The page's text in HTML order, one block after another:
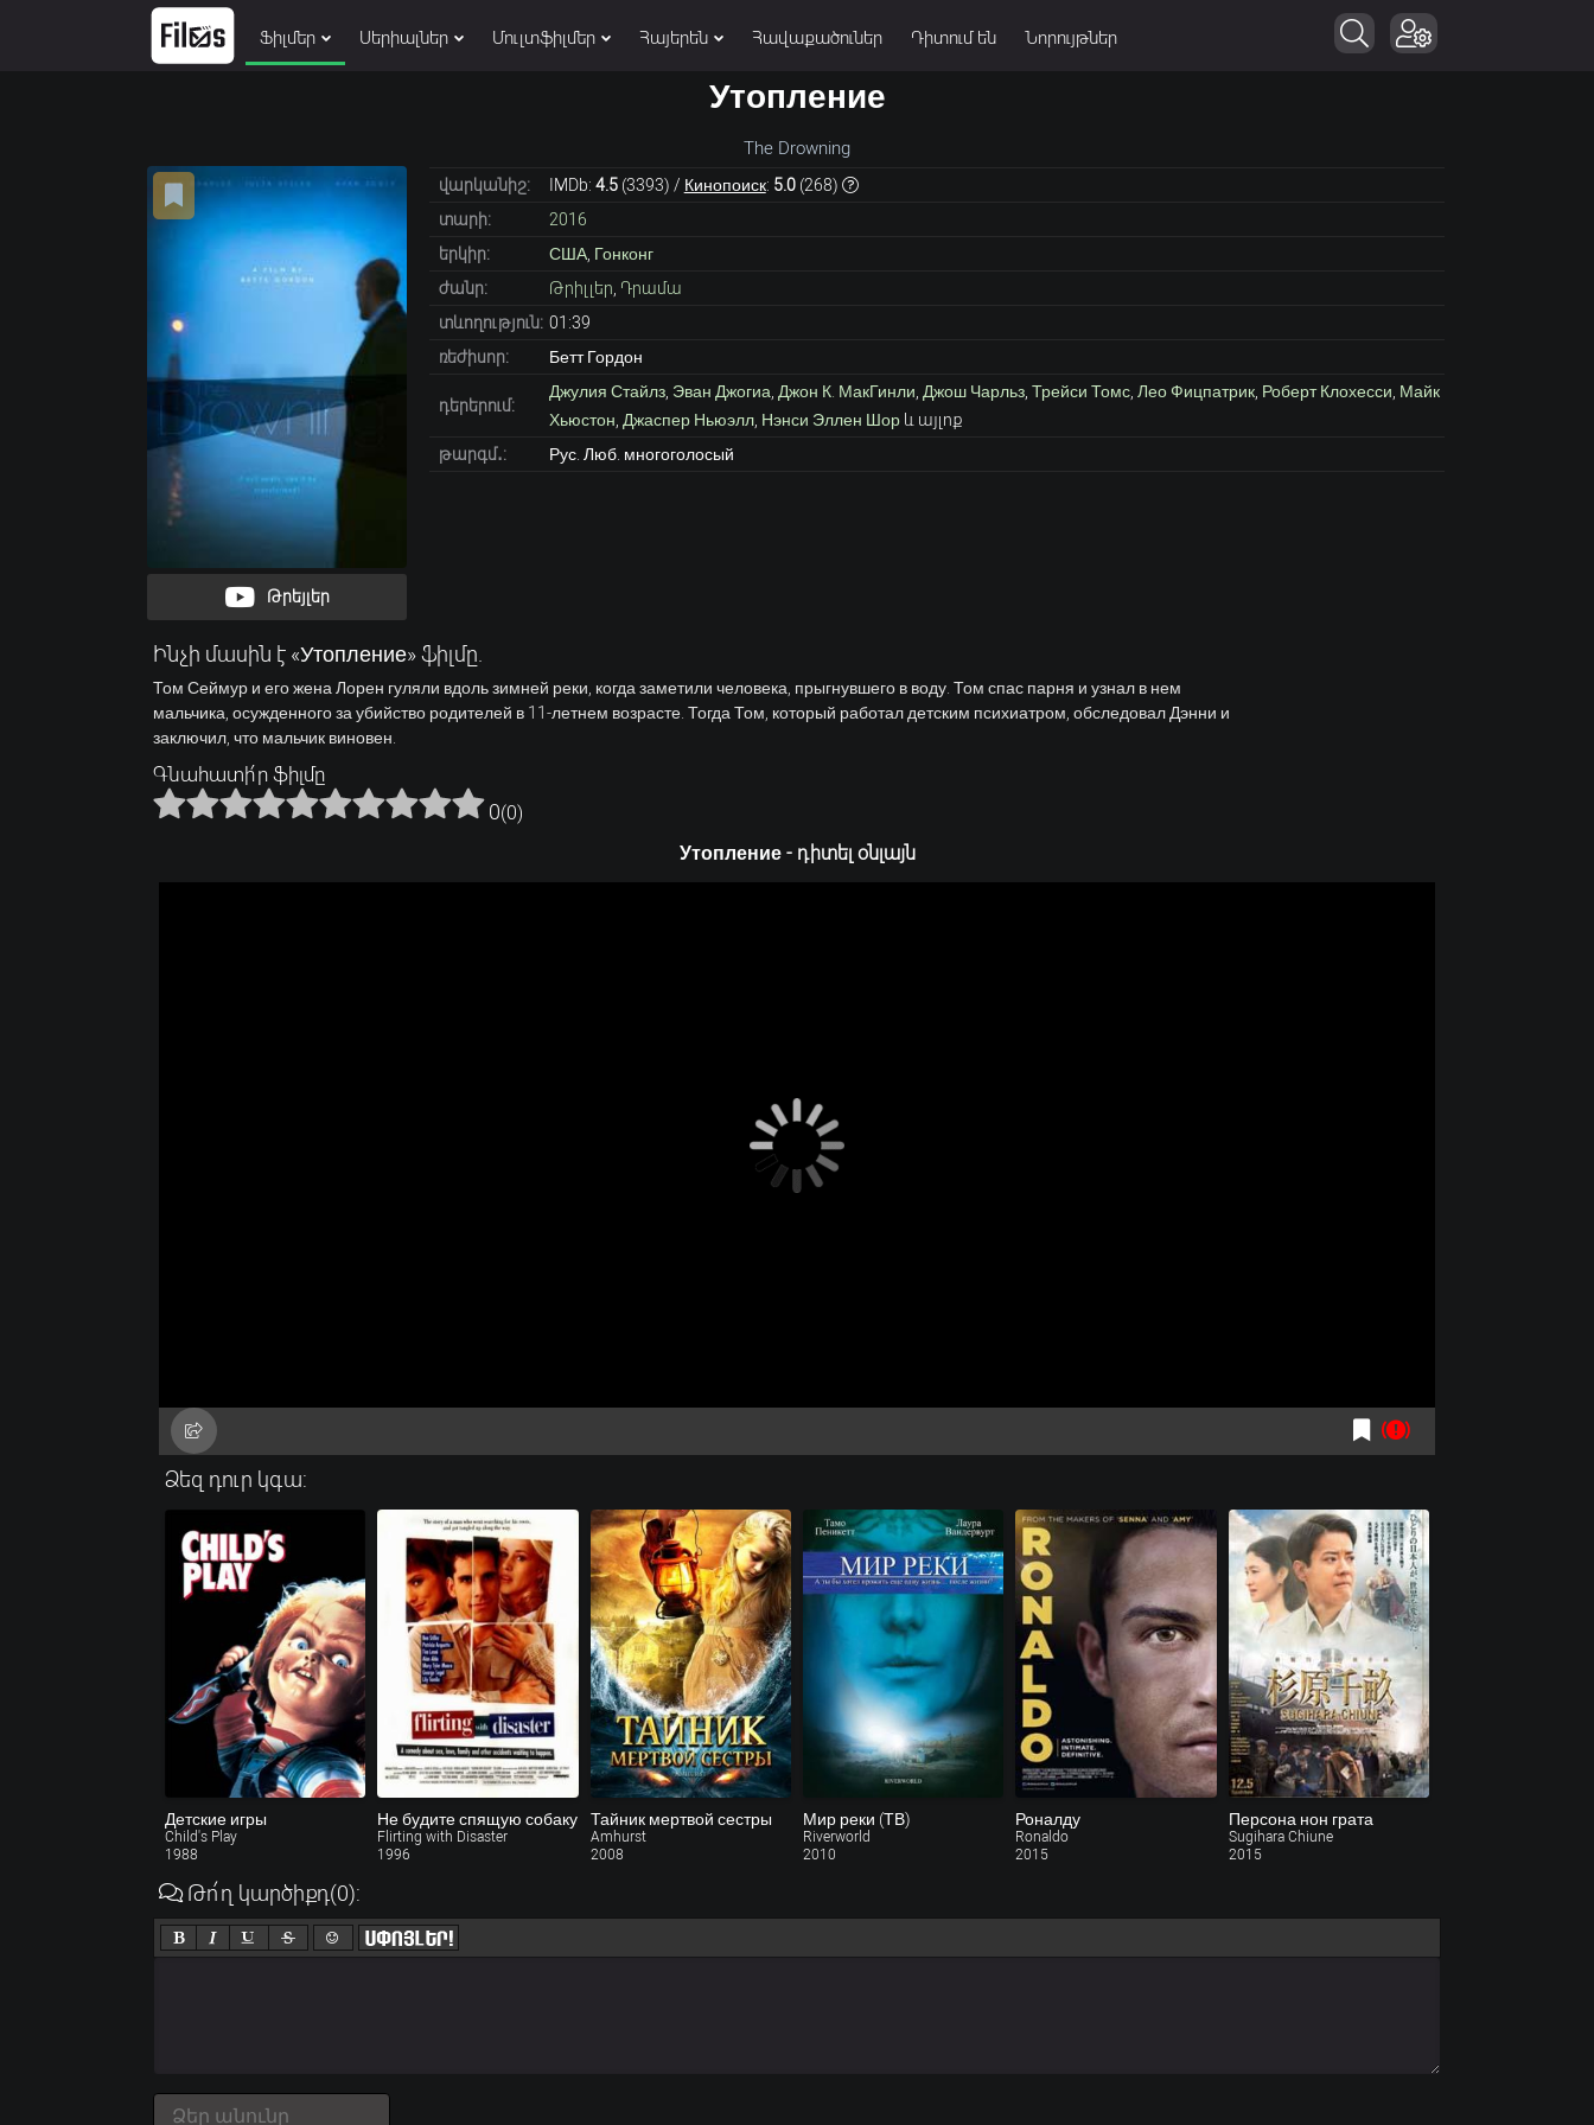
Ֆիլմեր Սերիալներ Մուլտֆիլմեր Հայերեն Հավաքածուներ Դիտում են Նորույթներ
Утопление
The Drowning
Թրեյլեր
վարկանիշ: IMDb: 4.5(3393) / Кинопоиск: 5.0(268)
տարի:
2016
երկիր:
США, Гонконг
ժանր:
Թրիլլեր Դրամա
տևողություն: 01:39
ռեժիսոր:
Бетт Гордон
դերերում:
Джулия Стайлз, Эван Джогиа Джон К. МакГинли Джош Чарльз, Трейси Томс, Лео Фицпатрик, Роберт Клохесси Майк
Хьюстон Джаспер Ньюэлл, Нэнси Эллен Шорև այլոք
թարգմ․:
Рус. Люб. многоголосый
Ինչի մասին է «Утопление» ֆիլմը.
Том Сеймур и его жена Лорен гуляли вдоль зимней реки, когда заметили человека, прыгнувшего в воду. Том спас парня и узнал в нем
мальчика, осужденного за убийство родителей в 11-летнем возрасте. Тогда Том, который работал детским психиатром, обследовал Дэнни и
заключил, что мальчик виновен.
Գնահատի՛ր ֆիլմը
0(0)
Утопление - դիտել օնլայն
Ձեզ դուր կգա:
Детские игры
Child's Play
1988
Не будите спящую собаку
Flirting with Disaster
1996
Тайник мертвой сестры
Amhurst
2008
Мир реки (ТВ)
Riverworld
2010
Роналду
Ronaldo
2015
Персона нон грата
Sugihara Chiune
2015
Թո՛ղ կարծիքդ(0):